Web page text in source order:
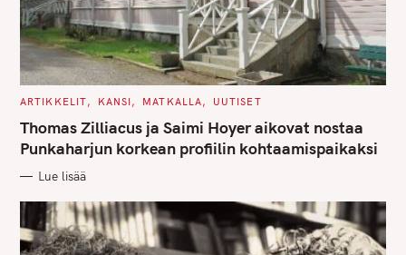
C
T
E
G
O
I
S
ARTIKKELIT KANSI MATKALLA UUTISET
Thomas Zilliacus ja Saimi Hoyer aikovat nostaa
Punkaharjun korkean profiilin kohtaamispaikaksi
Lue lisää